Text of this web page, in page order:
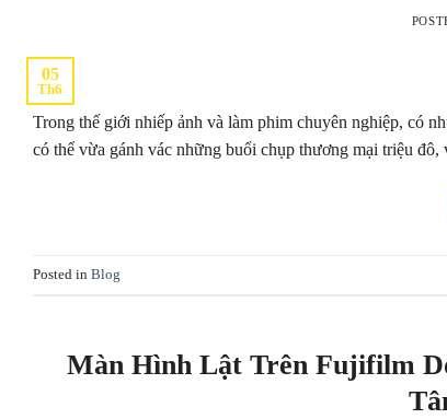
05
Th6
Trong thế giới nhiếp ảnh và làm phim chuyên nghiệp, có
có thể vừa gánh vác những buổi chụp thương mại triệu
Posted in Blog
Màn Hình Lật Trên Fujifilm